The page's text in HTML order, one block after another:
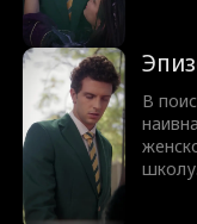
Но
ведь
что
В